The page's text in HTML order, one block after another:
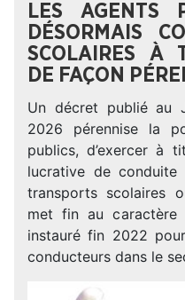
LES AGENTS
DÉSORMAIS
SCOLAIRES À
DE FAÇON
Un décret publié au
2026 pérennise la
publics, d’exercer à
lucrative de
transports scolaires
met fin au caractère
instauré fin 2022
conducteurs dans le